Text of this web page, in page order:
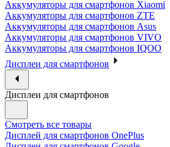
Аккумуляторы для смартфонов Xiaomi
Аккумуляторы для смартфонов ZTE
Аккумуляторы для cмартфонов Asus
Аккумуляторы для смартфонов VIVO
Аккумуляторы для смартфонов IQOO
Дисплеи для смартфонов
Дисплеи для смартфонов
Смотреть все товары
Дисплей для смартфонов OnePlus